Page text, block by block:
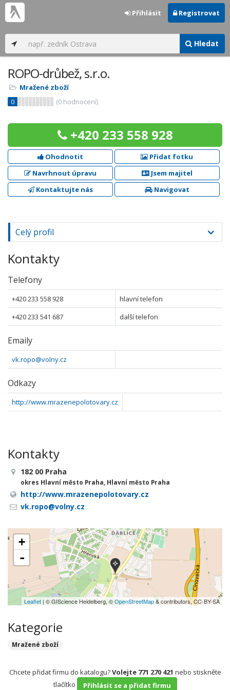
Hledat
Přihlásit Registrovat
ROPO-drůbež, s.r.o.
Mražené zboží
0
(0 hodnocení)
+420 233 558 928
Ohodnotit
Přidat fotku
Navrhnout úpravu
Jsem majitel
Kontaktujte nás
Navigovat
Celý profil
Kontakty
Telefony
+420 233 558 928
hlavní telefon
+420 233 541 687
další telefon
Emaily
vk.ropo@volny.cz
Odkazy
http://www.mrazenepolotovary.cz
Kontakty
182 00 Praha
okres Hlavní město Praha, Hlavní město Praha
http://www.mrazenepolotovary.cz
vk.ropo@volny.cz
+
-
Leaflet | © GIScience Heidelberg, ©OpenStreetMap& contributors, CC-BY-SA
Kategorie
Mražené zboží
Chcete přidat firmu do katalogu?Volejte 771 270 421 nebo stiskněte
tlačítko
Přihlásit se a přidat firmu